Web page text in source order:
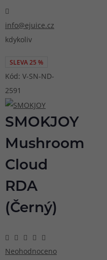
info@ejuice.cz
kdykoliv
SLEVA 25 %
Kód: V-SN-ND-
2591
SMOKJOY
Mushroom
Cloud
RDA
(Černý)
Neohodnoceno